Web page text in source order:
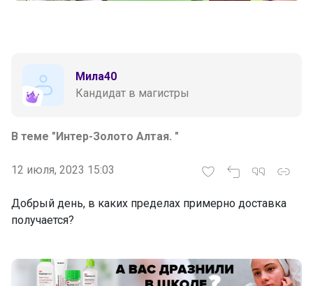
Мила40
Кандидат в магистры
В теме "Интер-Золото Алтая. "
12 июля, 2023 15:03
Добрый день, в каких пределах примерно доставка
получается?